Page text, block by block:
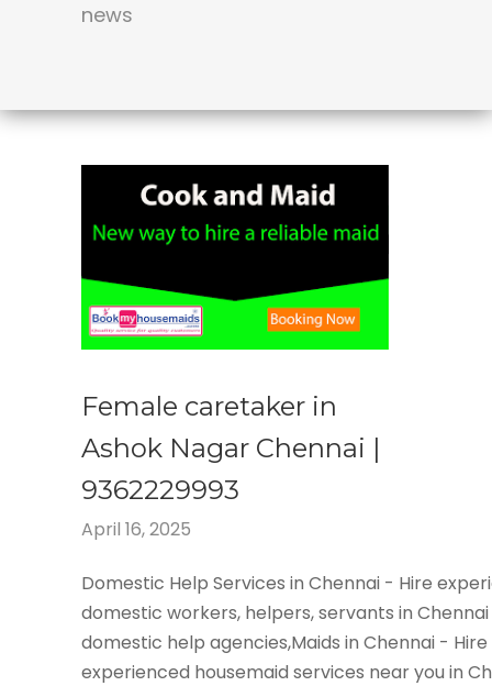
news
Female caretaker in
Ashok Nagar Chennai |
9362229993
April 16, 2025
Domestic Help Services in Chennai - Hire
domestic workers, helpers, servants in
domestic help agencies,Maids in Chennai - Hire
experienced housemaid services near you in